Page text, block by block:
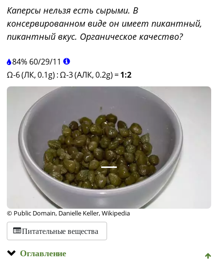
Каперсы нельзя есть сырыми. В
консервированном виде он имеет пикантный,
пикантный вкус. Органическое качество?
84% 60/29/11
Ω-6 (ЛК, 0.1g) :Ω-3 (АЛК, 0.2g) =1:2
© Public Domain, Danielle Keller, Wikipedia
Питательные вещества
Оглавление